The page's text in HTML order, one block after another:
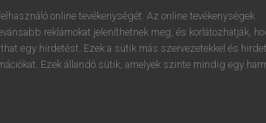
próbaverziójának elindításához
regisztrálok ésbelépek.
REGISZTRÁCIÓ
online tevékenységét. Az online tevékenységek
reklámokat jeleníthetnek meg, és korlátozhatják,
egy hirdetést. Ezek a sütik más szervezetekkel és
Ezek állandó sütik, amelyek szinte mindig egy